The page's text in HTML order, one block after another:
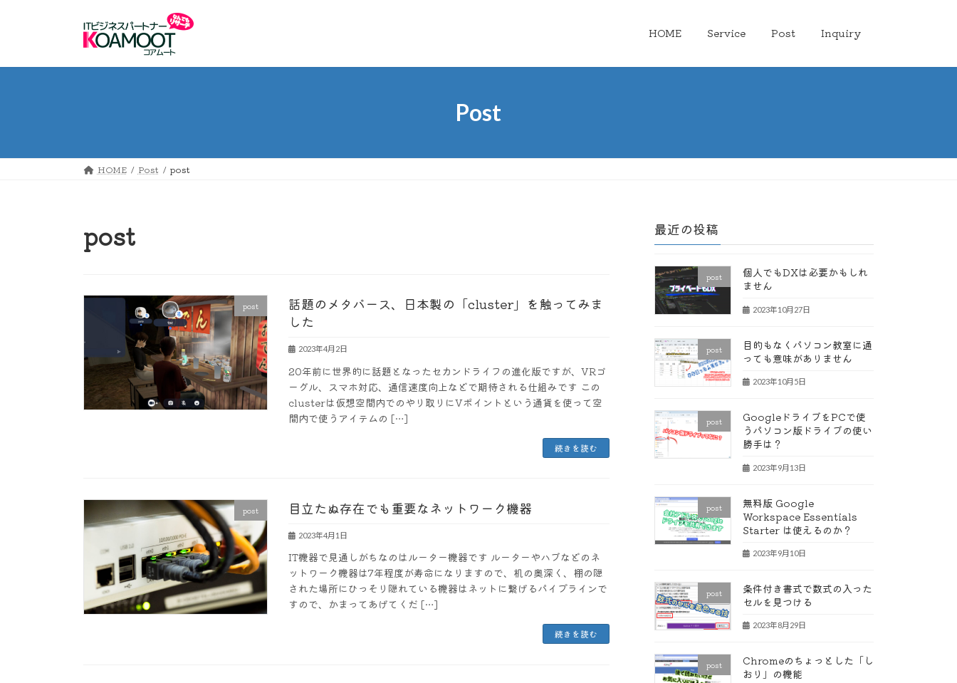
プ
動
HOME Service Post Inquiry
Post
HOME Post post
post
post
話題のメタバース、日本製の「cluster」を触ってみま
した
2023年4月2日
20年前に世界的に話題となったセカンドライフの進化版ですが、VRゴ
ーグル、スマホ対応、通信速度向上などで期待される仕組みです この
clusterは仮想空間内でのやり取りにVポイントという通貨を使って空
間内で使うアイテムの […]
続きを読む
post 目立たぬ存在でも重要なネットワーク機器
2023年4月1日
IT機器で見通しがちなのはルーター機器です ルーターやハブなどのネ
ットワーク機器は7年程度が寿命になりますので、机の奥深く、棚の隠
された場所にひっそり隠れている機器はネットに繋げるパイプラインで
すので、かまってあげてくだ […]
続きを読む
最近の投稿
post
個人でもDXは必要かもしれ
ません
2023年10月27日
post
目的もなくパソコン教室に通
っても意味がありません
2023年10月5日
post
GoogleドライブをPCで使
うパソコン版ドライブの使い
勝手は？
2023年9月13日
post
無料版 Google
Workspace Essentials
Starter は使えるのか？
2023年9月10日
post
条件付き書式で数式の入った
セルを見つける
2023年8月29日
post
Chromeのちょっとした「し
おり」の機能